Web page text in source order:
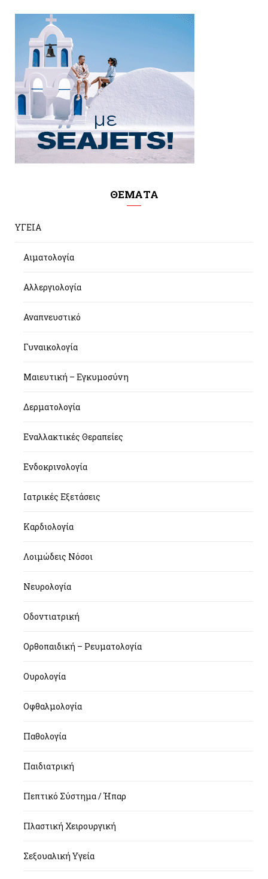
ΘΕΜΑΤΑ
ΥΓΕΙΑ
Αιματολογία
Αλλεργιολογία
Αναπνευστικό
Γυναικολογία
Μαιευτική – Εγκυμοσύνη
Δερματολογία
Εναλλακτικές Θεραπείες
Ενδοκρινολογία
Ιατρικές Εξετάσεις
Καρδιολογία
Λοιμώδεις Νόσοι
Νευρολογία
Οδοντιατρική
Ορθοπαιδική – Ρευματολογία
Ουρολογία
Οφθαλμολογία
Παθολογία
Παιδιατρική
Πεπτικό Σύστημα / Ήπαρ
Πλαστική Χειρουργική
Σεξουαλική Υγεία